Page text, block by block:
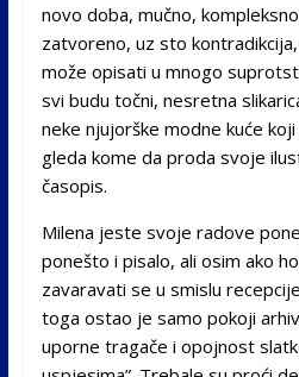
novo doba, mučno,
zatvoreno, uz sto
može opisati u mnogo
svi budu točni, nesretna
neke njujorške modne kuće
gleda kome da proda svoje
časopis.
Milena jeste svoje radove
ponešto i pisalo, ali osim ako
zavaravati se u smislu
toga ostao je samo pokoji
uporne tragače i opojnost